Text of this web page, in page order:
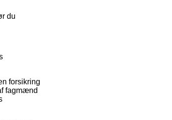
du
forsikring
fagmænd